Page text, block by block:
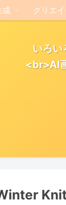
いろい
<br>AI
成 クリエ